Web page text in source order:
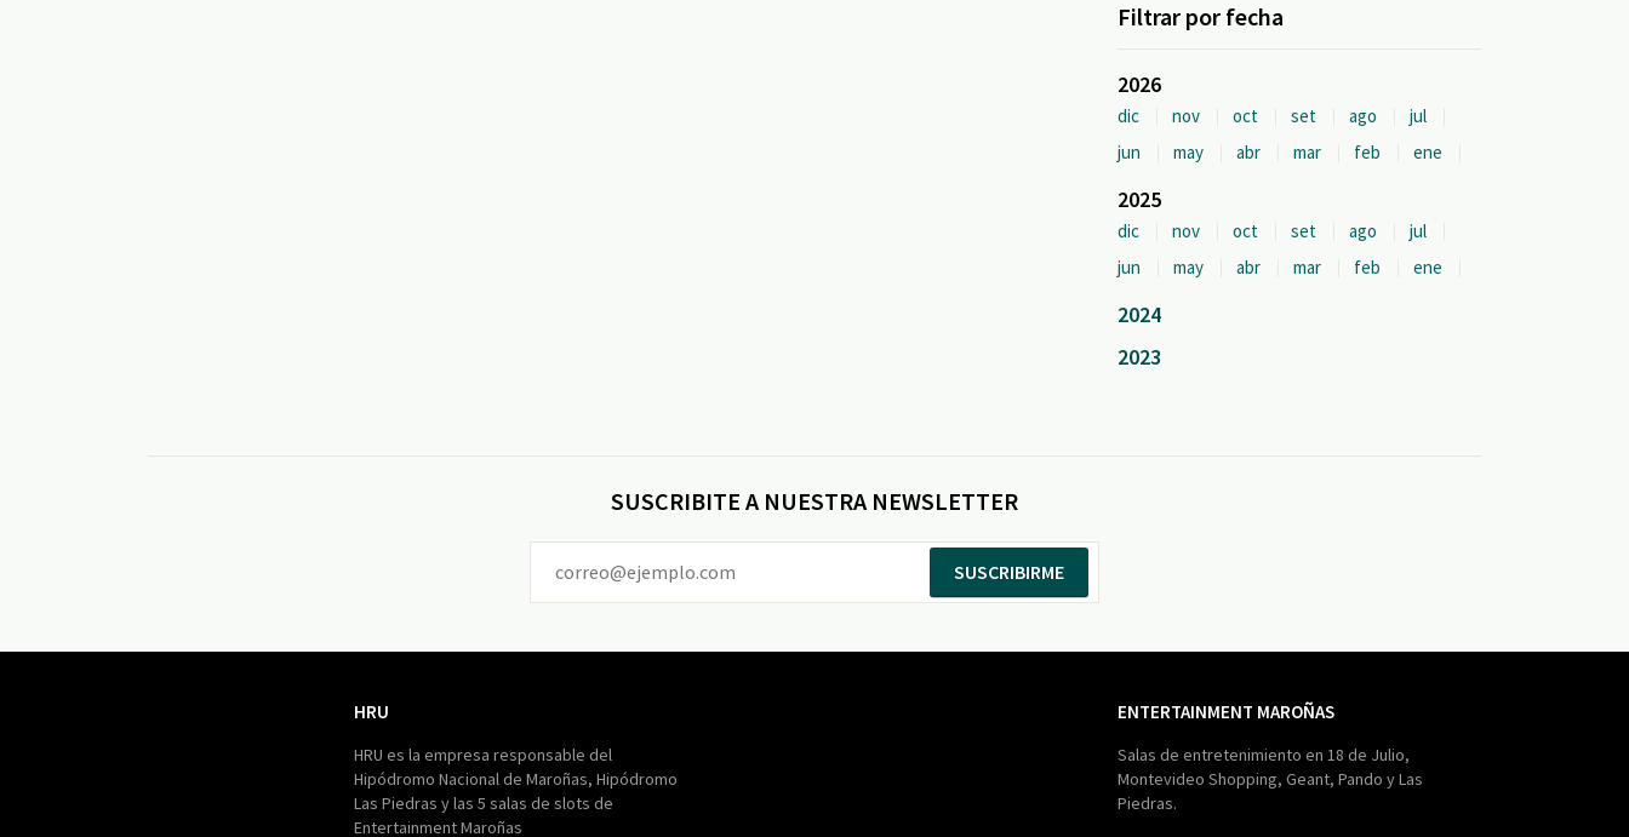
Filtrar por fecha
2026
dic nov oct set ago
jul
jun
may abr mar feb ene
2025
dic nov oct set ago
jul
jun
may abr mar feb ene
2024
2023
SUSCRIBITE A NUESTRA NEWSLETTER
SUSCRIBIRME
HRU
HRU es la empresa responsable del
Hipódromo Nacional de Maroñas, Hipódromo
Las Piedras y las 5 salas de slots de
Entertainment Maroñas
ENTERTAINMENT MAROÑAS
Salas de entretenimiento en 18 de Julio,
Montevideo Shopping, Geant, Pando y Las
Piedras.